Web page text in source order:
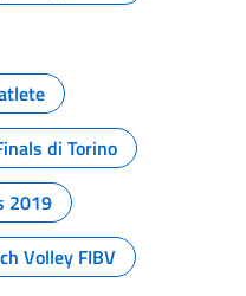
di Torino
2019
Volley FIBV